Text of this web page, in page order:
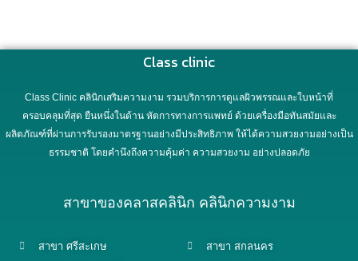
Class clinic
Class Clinic คลินิกเสริมความงาม รวมบริการการดูแลผิวพรรณและใบหน้าที่
ครอบคลุมที่สุด ยืนหนึ่งในด้าน หัตการทางการแพทย์ ด้วยเครื่องมือทันสมัยและ
ผลิตภัณฑ์ที่ผ่านการรับรองมาตรฐานอย่างมีประสิทธิภาพ ให้ได้ความสวยงามอย่างเป็น
ธรรมชาติ โดยคำนึงถึงความคุ้มค่า ความสวยงาม อย่างปลอดภัย
สาขาของคลาสคลินิก คลินิกความงาม
สาขา ศรีสะเกษ
สาขา สกลนคร